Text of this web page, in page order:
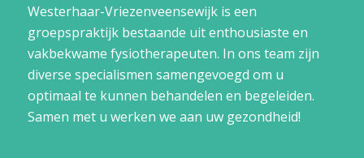
Westerhaar-Vriezenveensewijkis een
groepspraktijk bestaande uit enthousiaste en
vakbekwame fysiotherapeuten. In ons team zijn
diverse specialismen samengevoegd om u
optimaal te kunnen behandelen en begeleiden.
Samen met u werken we aan uw gezondheid!